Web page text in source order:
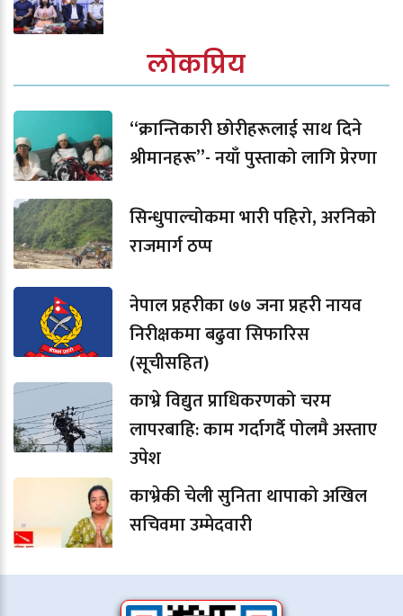
लोकप्रिय
“क्रान्तिकारी छोरीहरूलाई साथ दिने
श्रीमानहरू”- नयाँ पुस्ताको लागि प्रेरणा
सिन्धुपाल्चोकमा भारी पहिरो, अरनिको
राजमार्ग ठप्प
नेपाल प्रहरीका ७७ जना प्रहरी नायव
निरीक्षकमा बढुवा सिफारिस
(सूचीसहित)
काभ्रे विद्युत प्राधिकरणको चरम
लापरबाहि: काम गर्दागर्दै पोलमै अस्ताए
उपेश
काभ्रेकी चेली सुनिता थापाको अखिल
सचिवमा उम्मेदवारी